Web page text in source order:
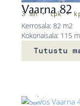
Vaarna 82
3 mh + tpk +
Kerrosala: 82 m2
Kokonaisala: 115
Tutustu